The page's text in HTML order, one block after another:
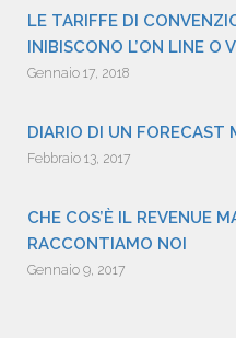
LE TARIFFE DI
INIBISCONO L’ON LINE O
Gennaio 17, 2018
DIARIO DI UN FORECAST
Febbraio 13, 2017
CHE COS’È IL REVENUE
RACCONTIAMO NOI
Gennaio 9, 2017